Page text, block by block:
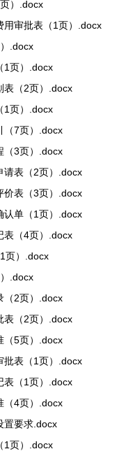
）.docx
用审批表（1页）.docx
.docx
1页）.docx
表（2页）.docx
1页）.docx
（7页）.docx
（3页）.docx
请表（2页）.docx
价表（3页）.docx
认单（1页）.docx
表（4页）.docx
页）.docx
.docx
（2页）.docx
表（2页）.docx
（5页）.docx
批表（1页）.docx
表（1页）.docx
（4页）.docx
置要求.docx
1页）.docx